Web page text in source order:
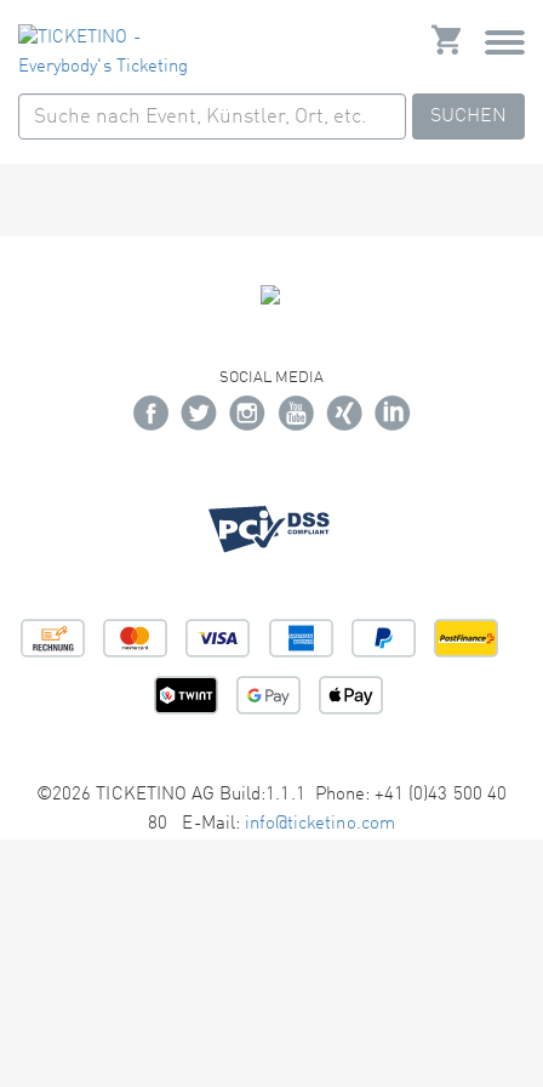
SUCHEN
SOCIAL MEDIA
©2026 TICKETINO AG Build:1.1.1 Phone: +41 (0)43 500 40
80 E-Mail: info@ticketino.com